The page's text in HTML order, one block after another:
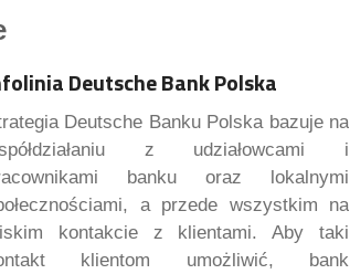
Deutsche Bank Polska
Deutsche Banku Polska bazuje na
z udziałowcami i
banku oraz lokalnymi
a przede wszystkim na
kontakcie z klientami. Aby taki
klientom umożliwić, bank